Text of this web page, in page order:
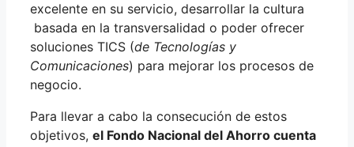
excelente en su servicio, desarrollar la cultura
basada en la transversalidad o poder ofrecer
soluciones TICS (de Tecnologías y
Comunicaciones) para mejorar los procesos de
negocio.
Para llevar a cabo la consecución de estos
objetivos, el Fondo Nacional del Ahorro cuenta